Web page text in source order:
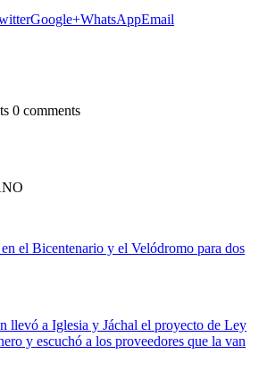
Google+WhatsAppEmail
0 comments
el Bicentenario y el Velódromo para dos
llevó a Iglesia y Jáchal el proyecto de Ley
y escuchó a los proveedores que la van